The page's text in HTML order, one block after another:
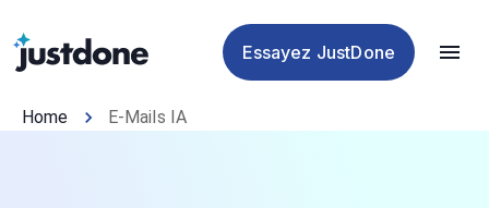
Essayez JustDone
Home E-Mails IA